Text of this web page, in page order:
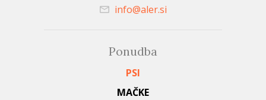
info@aler.si
Ponudba
PSI
MAČKE